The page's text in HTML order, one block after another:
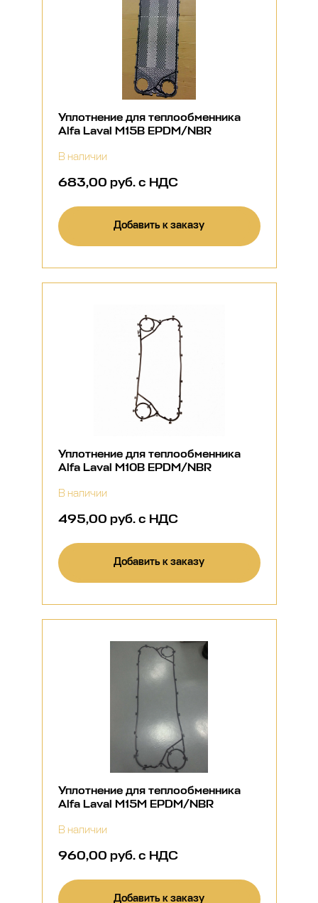
Уплотнение для теплообменника
Alfa Laval M15B EPDM/NBR
В наличии
683,00 руб. с НДС
Добавить к заказу
Уплотнение для теплообменника
Alfa Laval M10B EPDM/NBR
В наличии
495,00 руб. с НДС
Добавить к заказу
Уплотнение для теплообменника
Alfa Laval M15M EPDM/NBR
В наличии
960,00 руб. с НДС
Добавить к заказу